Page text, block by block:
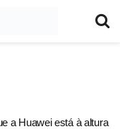
a Huawei está à altura